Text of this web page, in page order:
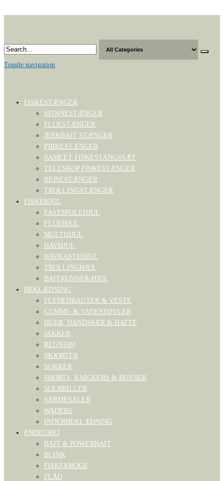
content
Toggle navigation
FISKESTÆNGER
SPINNESTÆNGER
FLUESTÆNGER
JERKBAIT STÆNGER
PIRKESTÆNGER
SAMLET FISKESTANGSSÆT
TELESKOP FISKESTÆNGER
REJSESTÆNGER
TROLLINGSTÆNGER
FISKEHJUL
FASTSPOLEHJUL
FLUEHJUL
MULTIHJUL
HAVHJUL
HAVKASTEHJUL
TROLLINGHJUL
BAITRUNNER-HJUL
BEKLÆDNING
FLYDEDRAGTER & VESTE
GUMMI- & VADESTØVLER
HUER, HANDSKER & HATTE
JAKKER
REGNTØJ
SKJORTER
SOKKER
SHORTS, KNICKERS & BUKSER
SOLBRILLER
VARMESÅLER
WADERS
INDERBEKLÆDNING
ENDEGREJ
BAIT & POWERBAIT
BLINK
FISKEKROGE
FLÅD